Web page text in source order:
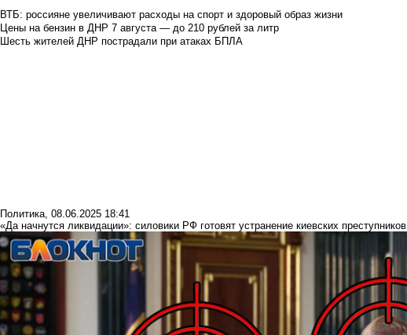
ВТБ: россияне увеличивают расходы на спорт и здоровый образ жизни
Цены на бензин в ДНР 7 августа — до 210 рублей за литр
Шесть жителей ДНР пострадали при атаках БПЛА
Политика 08.06.2025 18:41
«Да начнутся ликвидации»: силовики РФ готовят устранение киевских преступников